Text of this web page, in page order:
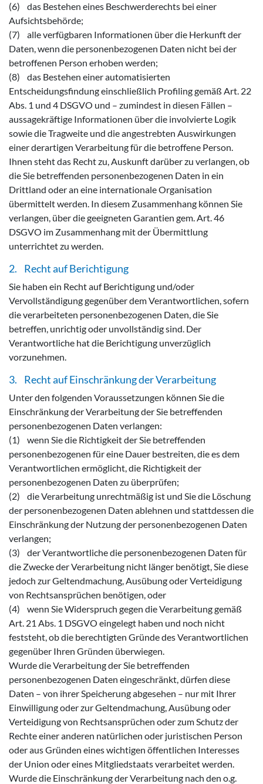
(6) das Bestehen eines Beschwerderechts bei einer
Aufsichtsbehörde;
(7) alle verfügbaren Informationen über die Herkunft der
Daten, wenn die personenbezogenen Daten nicht bei der
betroffenen Person erhoben werden;
(8) das Bestehen einer automatisierten
Entscheidungsfindung einschließlich Profiling gemäß Art. 22
Abs. 1 und 4 DSGVO und – zumindest in diesen Fällen –
aussagekräftige Informationen über die involvierte Logik
sowie die Tragweite und die angestrebten Auswirkungen
einer derartigen Verarbeitung für die betroffene Person.
Ihnen steht das Recht zu, Auskunft darüber zu verlangen, ob
die Sie betreffenden personenbezogenen Daten in ein
Drittland oder an eine internationale Organisation
übermittelt werden. In diesem Zusammenhang können Sie
verlangen, über die geeigneten Garantien gem. Art. 46
DSGVO im Zusammenhang mit der Übermittlung
unterrichtet zu werden.
2. Recht auf Berichtigung
Sie haben ein Recht auf Berichtigung und/oder
Vervollständigung gegenüber dem Verantwortlichen, sofern
die verarbeiteten personenbezogenen Daten, die Sie
betreffen, unrichtig oder unvollständig sind. Der
Verantwortliche hat die Berichtigung unverzüglich
vorzunehmen.
3. Recht auf Einschränkung der Verarbeitung
Unter den folgenden Voraussetzungen können Sie die
Einschränkung der Verarbeitung der Sie betreffenden
personenbezogenen Daten verlangen:
(1) wenn Sie die Richtigkeit der Sie betreffenden
personenbezogenen für eine Dauer bestreiten, die es dem
Verantwortlichen ermöglicht, die Richtigkeit der
personenbezogenen Daten zu überprüfen;
(2) die Verarbeitung unrechtmäßig ist und Sie die Löschung
der personenbezogenen Daten ablehnen und stattdessen die
Einschränkung der Nutzung der personenbezogenen Daten
verlangen;
(3) der Verantwortliche die personenbezogenen Daten für
die Zwecke der Verarbeitung nicht länger benötigt, Sie diese
jedoch zur Geltendmachung, Ausübung oder Verteidigung
von Rechtsansprüchen benötigen, oder
(4) wenn Sie Widerspruch gegen die Verarbeitung gemäß
Art. 21 Abs. 1 DSGVO eingelegt haben und noch nicht
feststeht, ob die berechtigten Gründe des Verantwortlichen
gegenüber Ihren Gründen überwiegen.
Wurde die Verarbeitung der Sie betreffenden
personenbezogenen Daten eingeschränkt, dürfen diese
Daten – von ihrer Speicherung abgesehen – nur mit Ihrer
Einwilligung oder zur Geltendmachung, Ausübung oder
Verteidigung von Rechtsansprüchen oder zum Schutz der
Rechte einer anderen natürlichen oder juristischen Person
oder aus Gründen eines wichtigen öffentlichen Interesses
der Union oder eines Mitgliedstaats verarbeitet werden.
Wurde die Einschränkung der Verarbeitung nach den o.g.